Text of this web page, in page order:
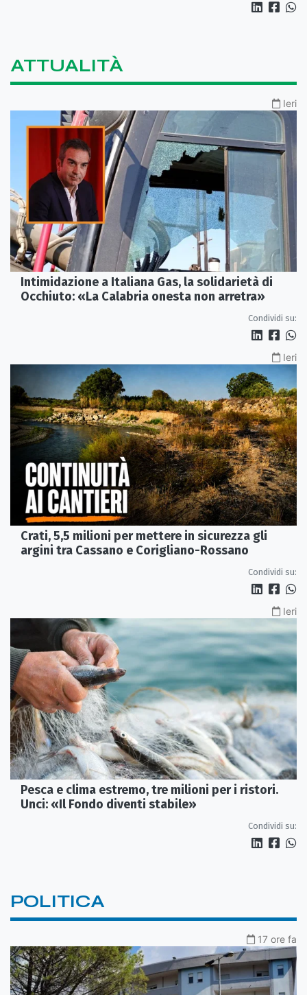
ATTUALITÀ
Ieri
Intimidazione a Italiana Gas, la solidarietà di
Occhiuto: «La Calabria onesta non arretra»
Condividi su:
Ieri
Crati, 5,5 milioni per mettere in sicurezza gli
argini tra Cassano e Corigliano-Rossano
Condividi su:
Ieri
Pesca e clima estremo, tre milioni per i ristori.
Unci: «Il Fondo diventi stabile»
Condividi su:
POLITICA
17 ore fa